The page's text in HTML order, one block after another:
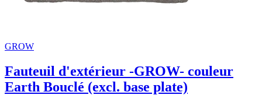
GROW
Fauteuil d'extérieur -GROW- couleur
Earth Bouclé (excl. base plate)